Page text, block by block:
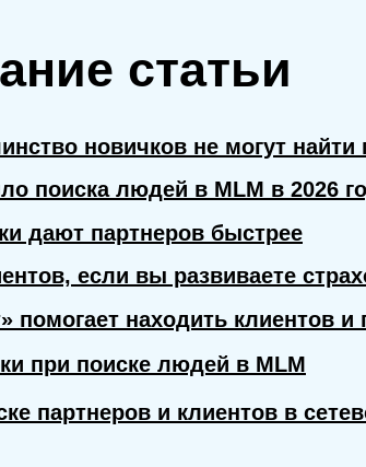
статьи
поиска людей в MLM в 2026
новичков не могут найти
дают партнеров быстрее
если вы развиваете
при поиске людей в MLM
партнеров и клиентов в
помогает находить клиентов и